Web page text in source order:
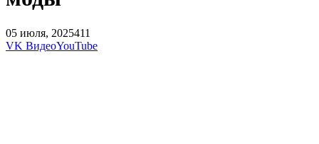
05 июля, 2025411
VK ВидеоYouTube